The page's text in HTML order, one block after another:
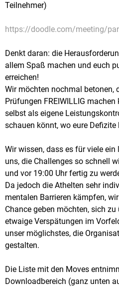
Teilnehmer)
https://doodle.com/meeting/
Denkt daran: die
allem Spaß machen und euch
erreichen!
Wir möchten nochmal betonen,
Prüfungen FREIWILLIG
selbst als eigene
schauen könnt, wo eure Defizite
Wir wissen, dass es für viele
uns, die Challenges so schnell
und vor 19:00 Uhr fertig zu
Da jedoch die Athelten sehr
mentalen Barrieren kämpfen,
Chance geben möchten, sich
etwaige Verspätungen im
unser möglichstes, die
gestalten.
Die Liste mit den Moves
Downloadbereich (ganz unten